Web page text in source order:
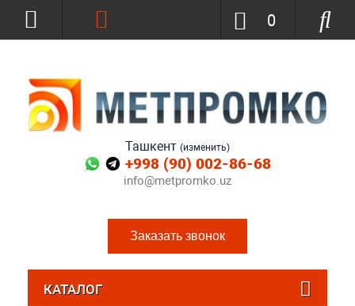
Ташкент (изменить)
+998 (90) 002-86-68
info@metpromko.uz
Заказать звонок
0
КАТАЛОГ